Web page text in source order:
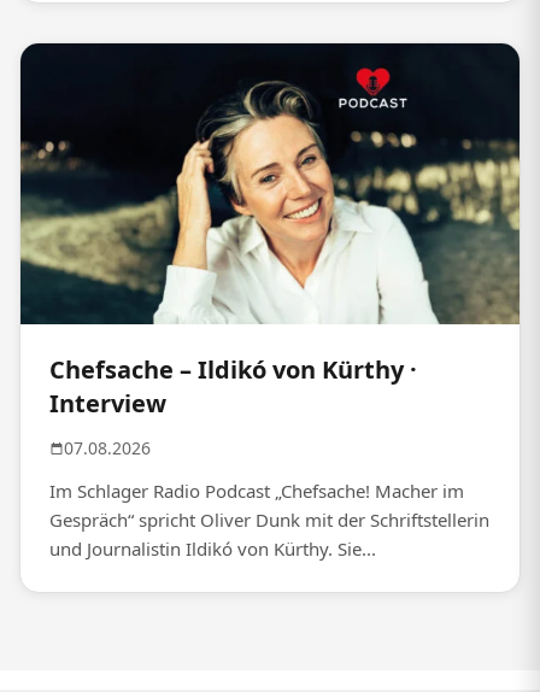
Chefsache – Ildikó von Kürthy ·
Interview
07.08.2026
Im Schlager Radio Podcast „Chefsache! Macher im
Gespräch“ spricht Oliver Dunk mit der Schriftstellerin
und Journalistin Ildikó von Kürthy. Sie...